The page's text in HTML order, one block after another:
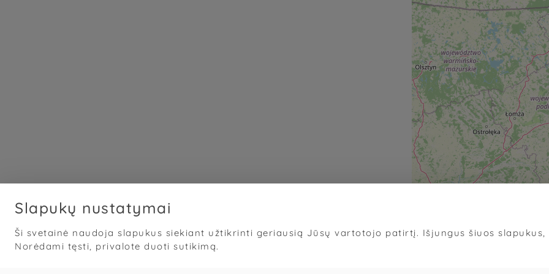
Slapukų nustatymai
Ši svetainė naudoja slapukus siekiant užtikrinti geriausią Jūsų vartotojo patirtį. Išjungus šiuos
Norėdami tęsti, privalote duoti sutikimą.